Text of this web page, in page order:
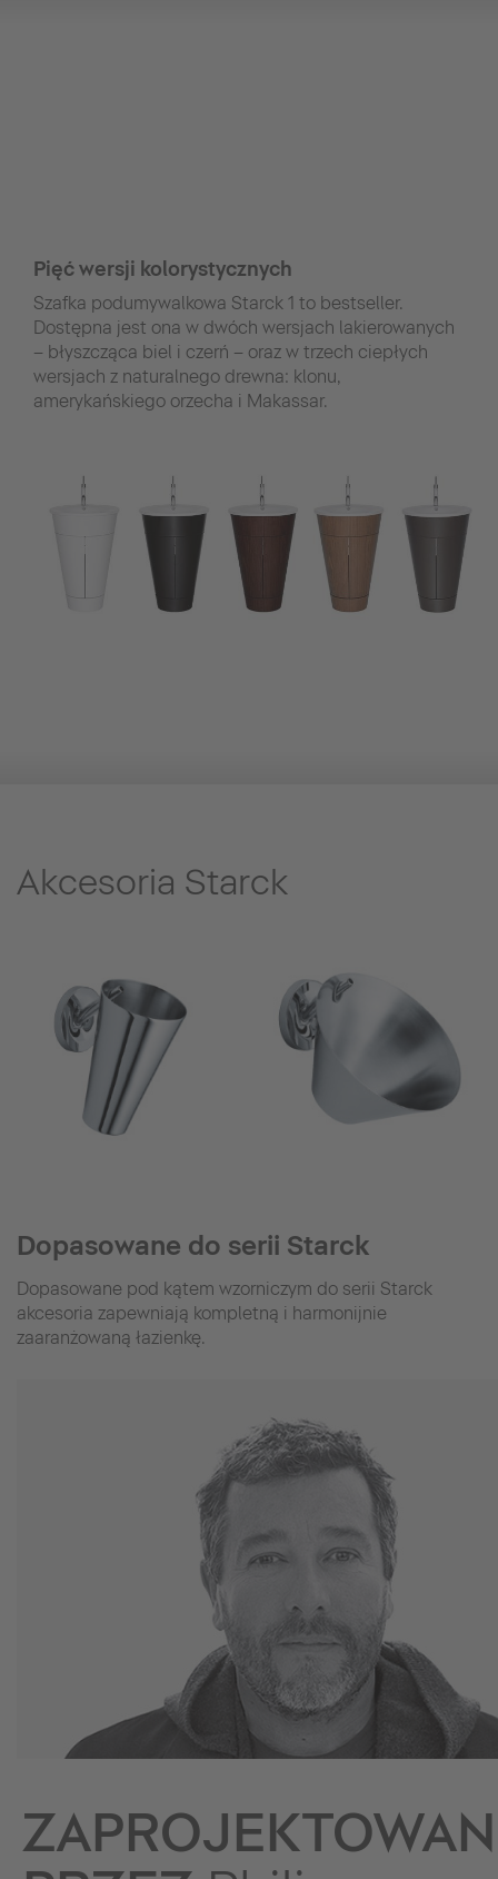
Pięć wersji kolorystycznych
Szafka podumywalkowa Starck 1 to bestseller.
Dostępna jest ona w dwóch wersjach lakierowanych
– błyszcząca biel i czerń – oraz w trzech ciepłych
wersjach z naturalnego drewna: klonu,
amerykańskiego orzecha i Makassar.
Akcesoria Starck
Dopasowane do serii Starck
Dopasowane pod kątem wzorniczym do serii Starck
akcesoria zapewniają kompletną i harmonijnie
zaaranżowaną łazienkę.